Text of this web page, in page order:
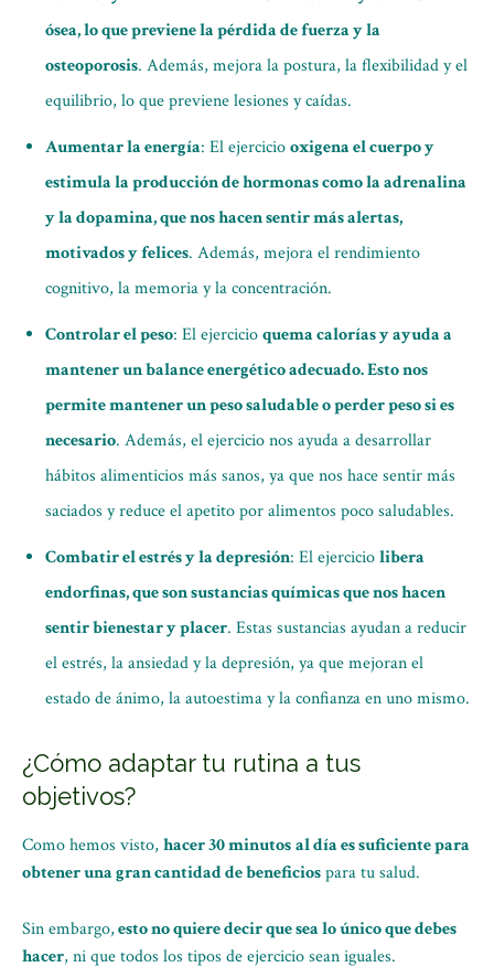
ósea, lo que previene la pérdida de fuerza y la
osteoporosis. Además, mejora la postura, la flexibilidad y el
equilibrio, lo que previene lesiones y caídas.
Aumentar la energía: El ejerciciooxigena el cuerpo y
estimula la producción de hormonas como la adrenalina
y la dopamina, que nos hacen sentir más alertas,
motivados y felices. Además, mejora el rendimiento
cognitivo, la memoria y la concentración.
Controlar el peso: El ejercicioquema calorías y ayuda a
mantener un balance energético adecuado. Esto nos
permite mantener un peso saludable o perder peso si es
necesario. Además, el ejercicio nos ayuda a desarrollar
hábitos alimenticios más sanos, ya que nos hace sentir más
saciados y reduce el apetito por alimentos poco saludables.
Combatir el estrés y la depresión: El ejerciciolibera
endorfinas, que son sustancias químicas que nos hacen
sentir bienestar y placer. Estas sustancias ayudan a reducir
el estrés, la ansiedad y la depresión, ya que mejoran el
estado de ánimo, la autoestima y la confianza en uno mismo.
¿Cómo adaptar tu rutina a tus
objetivos?
Como hemos visto, hacer 30 minutosal día es suficiente para
obtener una gran cantidad de beneficiospara tu salud.
Sin embargo,esto no quiere decir que sea lo único que debes
hacer, ni que todos los tipos de ejercicio sean iguales.